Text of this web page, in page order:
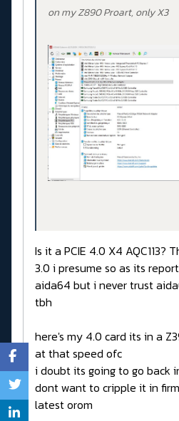
on my Z890 Proart, only X3
Is it a PCIE 4.0 X4 AQC113?
3.0 i presume so as its
aida64 but i never trust
tbh
here's my 4.0 card its in a
at that speed ofc
i doubt its going to go back
dont want to cripple it in
latest orom